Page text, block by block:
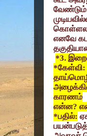
எனவே
*3.
*
காரணம்
என்ன?
*பதில்: